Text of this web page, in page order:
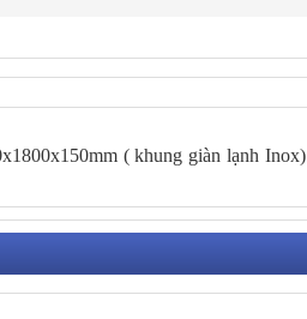
( khung giàn lạnh